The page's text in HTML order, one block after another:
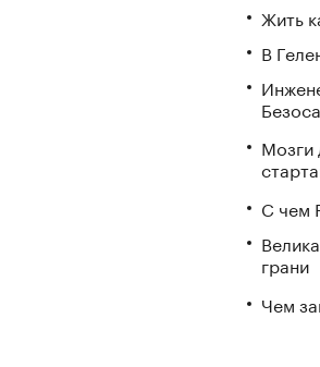
Жить
В
Безоса
Мозги
С чем
грани
Чем